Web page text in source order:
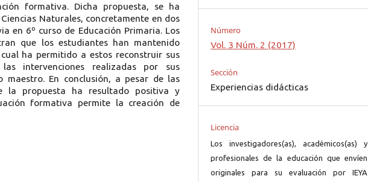
formativa. Dicha propuesta, se ha
Naturales, concretamente en dos
en 6º curso de Educación Primaria. Los
que los estudiantes han mantenido
ha permitido a estos reconstruir sus
intervenciones realizadas por sus
maestro. En conclusión, a pesar de las
la propuesta ha resultado positiva y
formativa permite la creación de
Número
Vol. 3 Núm. 2 (2017)
Sección
Experiencias didácticas
Licencia
Los investigadores(as), académicos(as) y
profesionales de la educación que envíen
originales para su evaluación por IEYA